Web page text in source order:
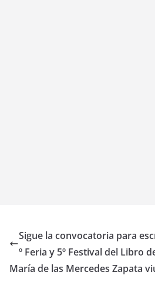
Sigue la convocatoria para
º Feria y 5º Festival del Libro
María de las Mercedes Zapata